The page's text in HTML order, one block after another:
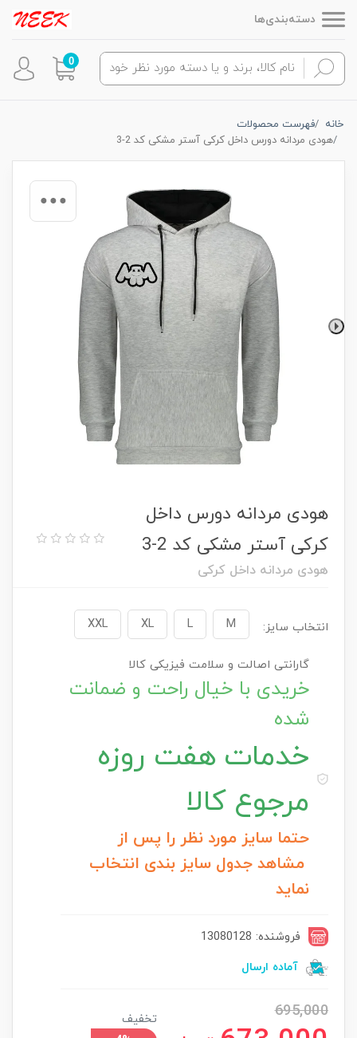
دسته‌بندی‌ها
0
خانه
فهرست محصولات
هودی مردانه دورس داخل کرکی آستر مشکی کد 2-3
هودی مردانه دورس داخل
کرکی آستر مشکی کد 2-3
هودی مردانه داخل کرکی
انتخاب سایز: M
L
XL
XXL
گارانتی اصالت و سلامت فیزیکی کالا
خریدی با خیال راحت و ضمانت
شده
خدمات هفت روزه
مرجوع کالا
حتما سایز مورد نظر را پس از
مشاهد جدول سایز بندی انتخاب
نماید
فروشنده: 13080128
آماده ارسال
695,000 تخفیف